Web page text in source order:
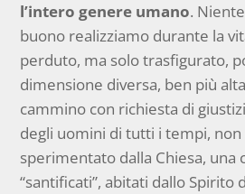
l’intero genere umano.
buono realizziamo durante la
perduto, ma solo trasfigurato,
dimensione diversa, ben più
cammino con richiesta di
degli uomini di tutti i tempi,
sperimentato dalla Chiesa, una
“santificati”, abitati dallo Spirito